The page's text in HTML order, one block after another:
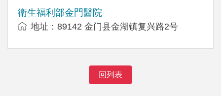
衛生福利部金門醫院
地址：89142 金门县金湖镇复兴路2号
回列表